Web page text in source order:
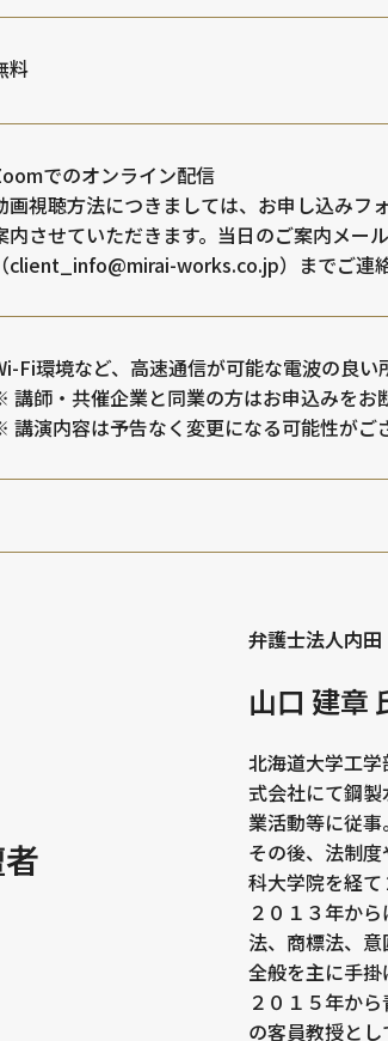
料
でのオンライン配信
画視聴方法につきましては、お申し込みフ
内させていただきます。当日のご案内メー
client_info@mirai-works.co.jp）までご連絡
Fi環境など、高速通信が可能な電波の良い
講師・共催企業と同業の方はお申込みをお
講演内容は予告なく変更になる可能性がご
弁護士法人内
山口 建章
北海道大学工
式会社にて鋼
業活動等に従事。
その後、法制
科大学院を経て
２０１３年か
法、商標法、
全般を主に手掛
２０１５年か
の客員教授と